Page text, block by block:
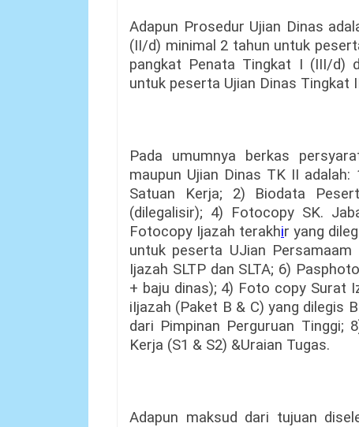
Adapun Prosedur Ujian Dinas
(II/d) minimal 2 tahun untuk
pangkat Penata Tingkat I (III/d)
untuk peserta Ujian Dinas Tingkat
Pada umumnya berkas
maupun Ujian Dinas TK II
Satuan Kerja; 2) Biodata
(dilegalisir); 4) Fotocopy SK.
Fotocopy Ijazah terakhir yang
untuk peserta UJian
Ijazah SLTP dan SLTA; 6)
+ baju dinas); 4) Foto copy Surat
iIjazah (Paket B & C) yang dilegis
dari Pimpinan Perguruan Tinggi;
Kerja (S1 & S2) &Uraian Tugas.
Adapun maksud dari tujuan